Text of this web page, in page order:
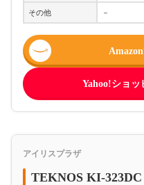
その他 －
Yahoo!ショ
アイリスプラザ
TEKNOS KI-323DC